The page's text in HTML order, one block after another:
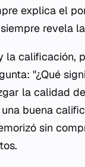
explica el
revela
calificación,
"¿Qué
la calidad
buena
sin